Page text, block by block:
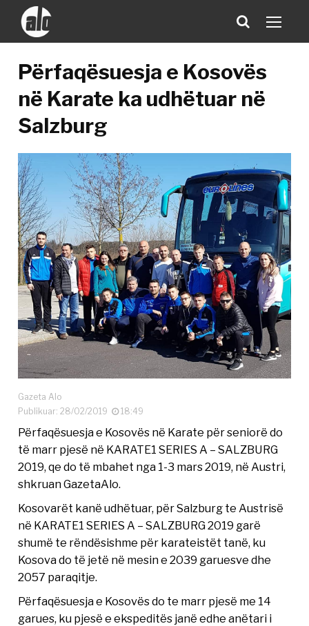
Përfaqësuesja e Kosovës
në Karate ka udhëtuar në
Salzburg
Gazeta Alo
Publikuar: 28/02/2019
18:49
Përfaqësuesja e Kosovës në Karate për seniorë do
të marr pjesë në KARATE1 SERIES A – SALZBURG
2019, qe do të mbahet nga 1-3 mars 2019, në Austri,
shkruan GazetaAlo.
Kosovarët kanë udhëtuar, për Salzburg te Austrisë
në KARATE1 SERIES A – SALZBURG 2019 garë
shumë te rëndësishme për karateistët tanë, ku
Kosova do të jetë në mesin e 2039 garuesve dhe
2057 paraqitje.
Përfaqësuesja e Kosovës do te marr pjesë me 14
garues, ku pjesë e ekspeditës janë edhe anëtari i